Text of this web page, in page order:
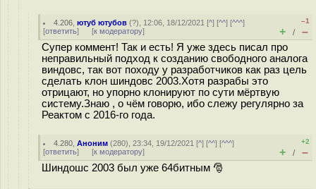
4.206 ,ютуб ютубов (?), 12:06, 18/12/2021 [^] [^^] [^^^]
[ответить] [к модератору]
–1
+ / –
Супер коммент! Так и есть! Я уже здесь писал про
неправильный подход к созданию свободного аналога
виндовс, так вот походу у разработчиков как раз цель
сделать клон шиндовс 2003.Хотя разрабы это
отрицают, но упорно клонируют по сути мёртвую
систему.Знаю , о чём говорю, ибо слежу регулярно за
Реактом с 2016-го года.
4.280 ,Аноним (280), 23:34, 19/12/2021 [^] [^^] [^^^]
[ответить] [к модератору]
+2
+ / –
Шиндошс 2003 был уже 64битным 🎅